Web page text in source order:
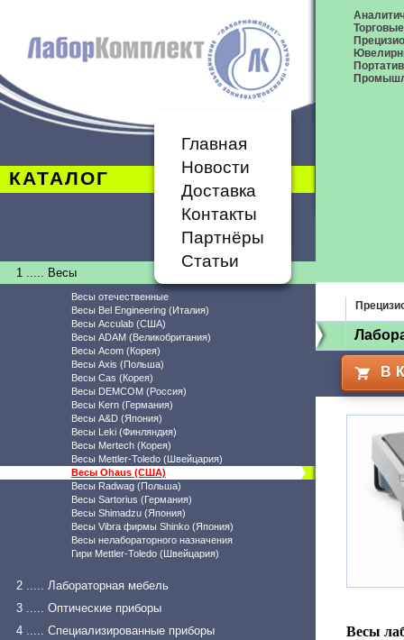
КАТАЛОГ
Главная
Новости
Доставка
Контакты
Партнёры
Статьи
1 ..... Весы
Весы отечественные
Весы Bel Engineering (Италия)
Весы Acculab (США)
Весы ADAM (Великобритания)
Весы Acom (Корея)
Весы Axis (Польша)
Весы Cas (Корея)
Весы DEMCOM (Россия)
Весы Kern (Германия)
Весы A&D (Япония)
Весы Leki (Финляндия)
Весы Mertech (Корея)
Весы Mettler-Toledo (Швейцария)
Весы Ohaus (США)
Весы Radwag (Польша)
Весы Sartorius (Германия)
Весы Shimadzu (Япония)
Весы Vibra фирмы Shinko (Япония)
Весы нелабораторного назначения
Гири Mettler-Toledo (Швейцария)
2 ..... Лабораторная мебель
3 ..... Оптические приборы
4 ..... Специализированные приборы
В
Весы